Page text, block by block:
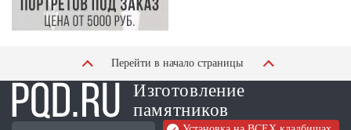
Перейти в начало страницы
Изготовление
памятников